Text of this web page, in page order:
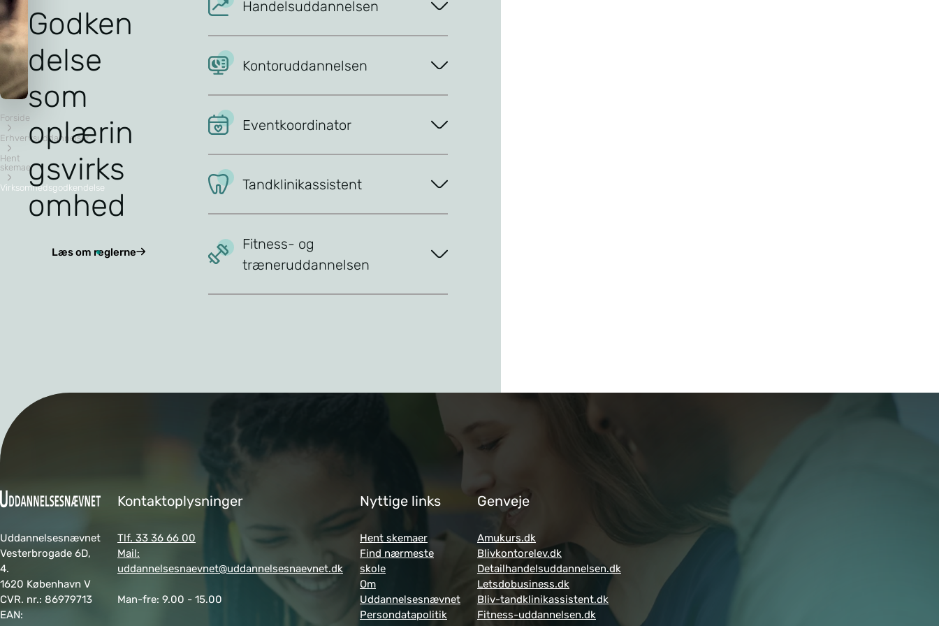
H
e
m
a
e
r:
V
ir
k
Forside
Erhvervsuddannelser
Hent
skemaer
Virksomhedsgodkendelse
Godken
delse
som
oplærin
gsvirks
omhed
Læs om reglerne
Handelsuddannelsen
Kontoruddannelsen
Eventkoordinator
Tandklinikassistent
Fitness- og
træneruddannelsen
Uddannelsesnævnet
Vesterbrogade 6D,
4.
1620 København V
CVR. nr.: 86979713
EAN:
Kontaktoplysninger
Tlf. 33 36 66 00
Mail:
uddannelsesnaevnet@uddannelsesnaevnet.dk
Man-fre: 9.00 - 15.00
Nyttige links
Hent skemaer
Find nærmeste
skole
Om
Uddannelsesnævnet
Persondatapolitik
Genveje
Amukurs.dk
Blivkontorelev.dk
Detailhandelsuddannelsen.dk
Letsdobusiness.dk
Bliv-tandklinikassistent.dk
Fitness-uddannelsen.dk